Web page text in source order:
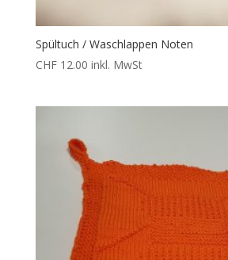
Spültuch / Waschlappen Noten
CHF12.00 inkl. MwSt